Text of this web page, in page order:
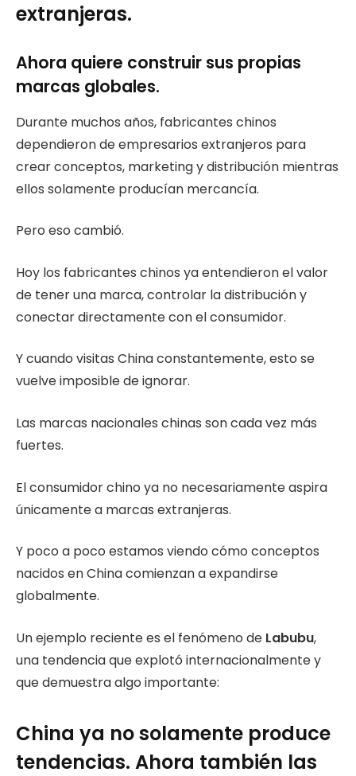
extranjeras.
Ahora quiere construir sus propias
marcas globales.
Durante muchos años, fabricantes chinos
dependieron de empresarios extranjeros para
crear conceptos, marketing y distribución mientras
ellos solamente producían mercancía.
Pero eso cambió.
Hoy los fabricantes chinos ya entendieron el valor
de tener una marca, controlar la distribución y
conectar directamente con el consumidor.
Y cuando visitas China constantemente, esto se
vuelve imposible de ignorar.
Las marcas nacionales chinas son cada vez más
fuertes.
El consumidor chino ya no necesariamente aspira
únicamente a marcas extranjeras.
Y poco a poco estamos viendo cómo conceptos
nacidos en China comienzan a expandirse
globalmente.
Un ejemplo reciente es el fenómeno de Labubu,
una tendencia que explotó internacionalmente y
que demuestra algo importante:
China ya no solamente produce
tendencias. Ahora también las